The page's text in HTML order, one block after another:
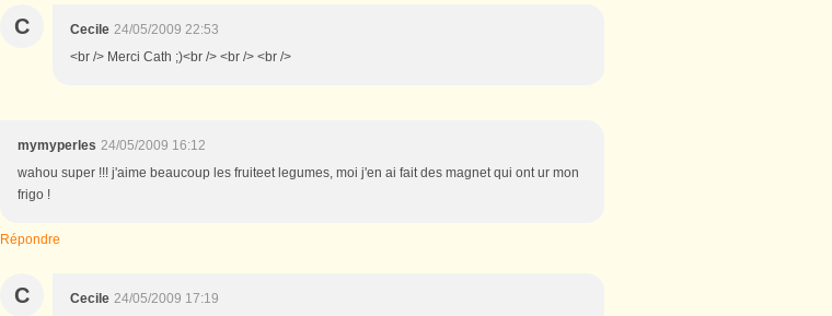
C Cecile 24/05/2009 22:53
<br /> Merci Cath ;)<br /> <br /> <br />
mymyperles 24/05/2009 16:12
wahou super !!! j'aime beaucoup les fruiteet legumes, moi j'en ai fait des magnet qui ont ur mon
frigo !
Répondre
C Cecile 24/05/2009 17:19